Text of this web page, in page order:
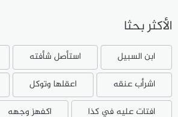
الأكثر بحثا
ابن السبيل استأصل شأفته
اشرأب عنقه
اعقلها وتوكل
افتات عليه في كذا
اكفهز وجهه